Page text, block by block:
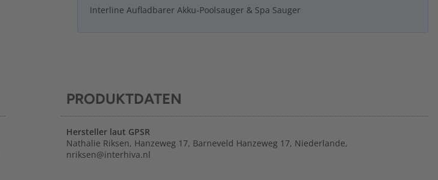
Interline Aufladbarer Akku-Poolsauger & Spa Sauger
PRODUKTDATEN
Hersteller laut GPSR
Nathalie Riksen, Hanzeweg 17, Barneveld Hanzeweg 17, Niederlande,
nriksen@interhiva.nl